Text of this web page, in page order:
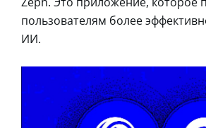
пользователям более
ИИ.